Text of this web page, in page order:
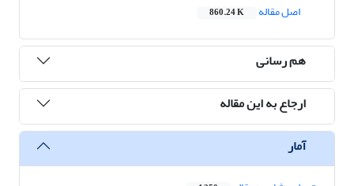
اصل مقاله
860.24 K
هم رسانی
ارجاع به این مقاله
آمار